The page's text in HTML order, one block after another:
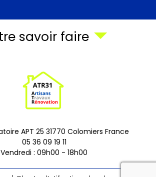
savoir faire
APT 25 31770 Colomiers France
05 36 09 19 11
Vendredi : 09h00 - 18h00